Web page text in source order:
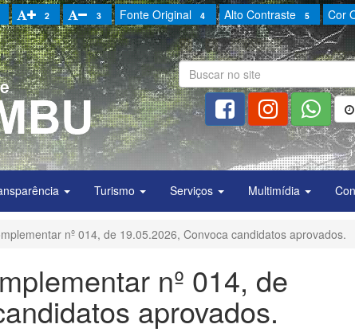
2 3 Fonte Original 4 Alto Contraste 5 Cor
Turismo Serviços Multimídia
nº 014, de 19.05.2026, Convoca candidatos aprovados.
nº 014, de
aprovados.